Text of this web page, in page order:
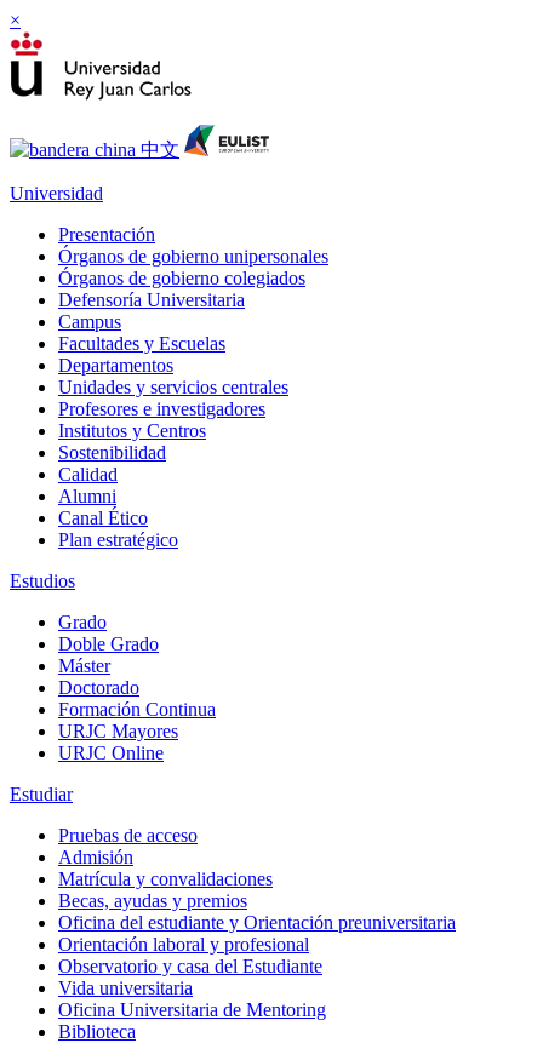
×
Universidad
Presentación
Órganos de gobierno unipersonales
Órganos de gobierno colegiados
Defensoría Universitaria
Campus
Facultades y Escuelas
Departamentos
Unidades y servicios centrales
Profesores e investigadores
Institutos y Centros
Sostenibilidad
Calidad
Alumni
Canal Ético
Plan estratégico
Estudios
Grado
Doble Grado
Máster
Doctorado
Formación Continua
URJC Mayores
URJC Online
Estudiar
Pruebas de acceso
Admisión
Matrícula y convalidaciones
Becas, ayudas y premios
Oficina del estudiante y Orientación preuniversitaria
Orientación laboral y profesional
Observatorio y casa del Estudiante
Vida universitaria
Oficina Universitaria de Mentoring
Biblioteca